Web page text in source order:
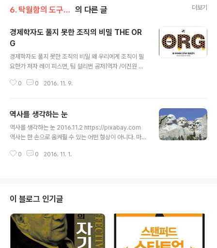
6. 탁월함의 도구-책과 글 의 다른 글 더보기
경제학자도 풀지 못한 조직의 비밀 THE OR
G
경제학자도 풀지 못한 조직의 비밀 왜 우리에게 조직이 필
요한가 저자 레이 피스먼, 팀 설리번 공저|역자 /이진원 역 |
제경영, 경영, 조직관리 평점: 3/5 5: 두고두고 읽어야 하는
교양을 보태 줌 2: 즐거움을 주는 책. 1: 시간 낭비. 2016.1
0.18 1차 독서 기업에서 오랜 시간 일해 온 나는 조직에 대
해 관심이 많다. 우선은 조직을 제대로 이해하고 싶다. 조직
모습이 있다. 복잡하고 모순으로 가득 차 있고, 합리적이기
0 0 2016. 11. 9.
역사를 생각하는 눈
역사를 생각하는 눈 2016.11.2 https://pixabay.com
역사는 한 손으로 움켜쥘 수 있는 어떤 형상이 아니다. 마치
에 담긴 빛과 어둠이 있으며 가공하기 따라서 다른 가치를
의 범위를 넓혀서 생각해야 겠다는 절박함을 느낀다. 자연
히, 어떠한 눈으로 역사를 들여다 봐야 하는지를 고민했고,
계속 고민한다. 단지 사실을 확인한다는 차원을 넘어서 역
사가 전해 주는 지혜를 얻고 싶다. 역사로부터 배워야 한다.
인간은 살아가면서 의미와 가치에 대한 많은 질문을 한다.
0 0 2016. 11. 1.
이 블로그 인기글